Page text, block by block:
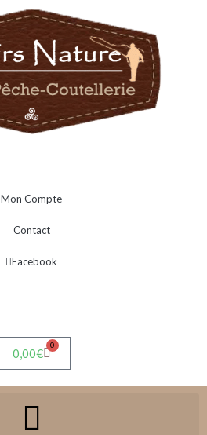
Mon Compte
Contact
Facebook
0,00€
0